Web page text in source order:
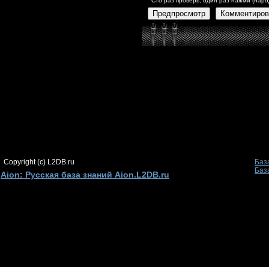
Предпросмотр
Copyright (c) L2DB.ru
Aion: Русская база знаний Aion.L2DB.ru